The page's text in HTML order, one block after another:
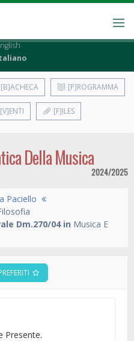
[B]ACHECA [P]ROGRAMMA
[F]ILES
Della Musica
2024/2025
Paciello
Dm.270/04 in Musica E
Presente.